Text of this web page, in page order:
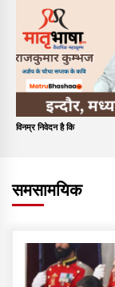
विनम्र निवेदन है कि
समसामयिक